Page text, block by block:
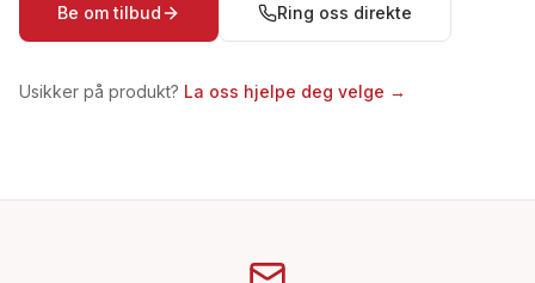
Be om tilbud Ring oss direkte
Usikker på produkt? La oss hjelpe deg velge →